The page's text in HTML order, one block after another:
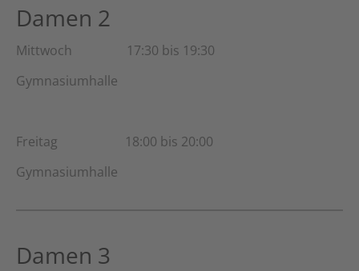
Damen 2
Mittwoch 17:30 bis 19:30
Gymnasiumhalle
Freitag 18:00 bis 20:00
Gymnasiumhalle
Damen 3